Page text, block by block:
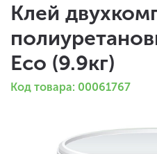
Клей
Eco (9.9кг)
Код товара: 00061767